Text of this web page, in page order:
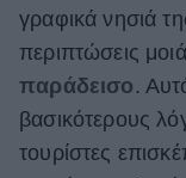
Market News
γραφικά νησιά
περιπτώσεις
παράδεισο .
βασικότερους
τουρίστες